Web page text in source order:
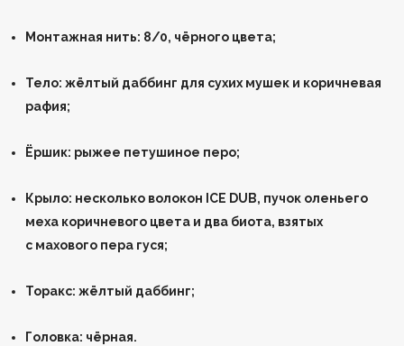
Монтажная нить: 8/0, чёрного цвета;
Тело: жёлтый даббинг для сухих мушек и коричневая
рафия;
Ёршик: рыжее петушиное перо;
Крыло: несколько волокон ICE DUB, пучок оленьего
меха коричневого цвета и два биота, взятых
с махового пера гуся;
Торакс: жёлтый даббинг;
Головка: чёрная.